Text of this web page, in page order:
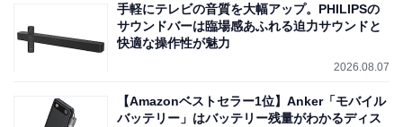
手軽にテレビの音質を大幅アップ。PHILIPSの
サウンドバーは臨場感あふれる迫力サウンドと
快適な操作性が魅力
2026.08.07
【Amazonベストセラー1位】Anker「モバイル
バッテリー」はバッテリー残量がわかるディス